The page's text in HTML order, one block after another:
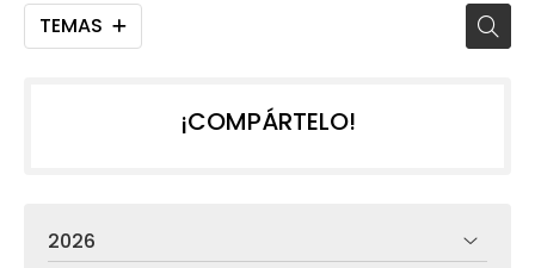
TEMAS
¡COMPÁRTELO!
2026